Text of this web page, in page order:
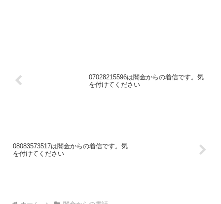
07028215596は闇金からの着信です。気
を付けてください
08083573517は闇金からの着信です。気
を付けてください